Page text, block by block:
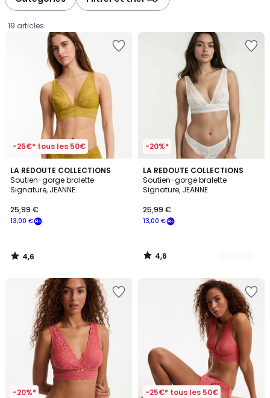
19 articles
-25€* tous les 50€
LA REDOUTE COLLECTIONS
Soutien-gorge bralette
Signature, JEANNE
€
souscrivez
notre
programme
13,00 €
25,99 €
4,6
/ 5
4,6
/
-20%*
LA REDOUTE COLLECTIONS
Soutien-gorge bralette
Signature, JEANNE
13,00 €
25,99 €
4,6
/ 5
4
Couleurs
4,6
/
-20%* -25€* tous les 50€